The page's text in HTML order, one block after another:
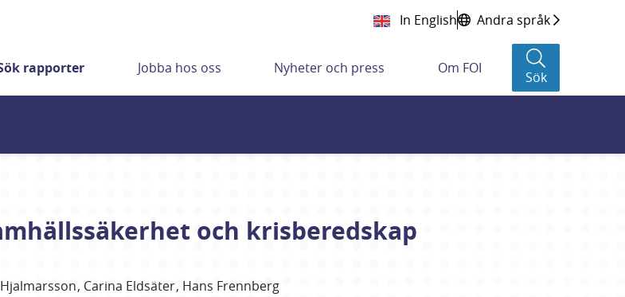
In English Andra språk
rapporter Jobba hos oss Nyheter och press Om FOI
Sök
och krisberedskap
Hjalmarsson Carina Eldsäter Hans Frennberg